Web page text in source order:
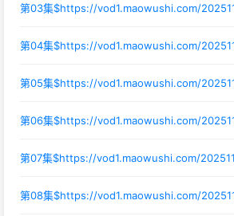
第03集$https://vod1.maowushi.com/
第04集$https://vod1.maowushi.com/
第05集$https://vod1.maowushi.com/
第06集$https://vod1.maowushi.com/
第07集$https://vod1.maowushi.com/
第08集$https://vod1.maowushi.com/